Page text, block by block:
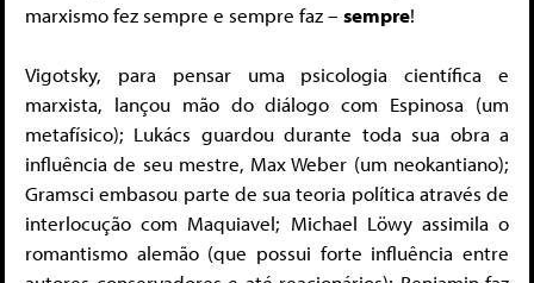
marxismo fez sempre e sempre faz – sempre!
Vigotsky, para pensar uma psicologia científica e
marxista, lançou mão do diálogo com Espinosa (um
metafísico); Lukács guardou durante toda sua obra a
influência de seu mestre, Max Weber (um neokantiano);
Gramsci embasou parte de sua teoria política através de
interlocução com Maquiavel; Michael Löwy assimila o
romantismo alemão (que possui forte influência entre